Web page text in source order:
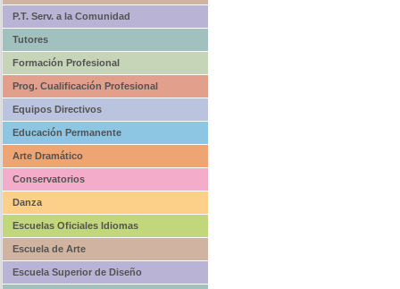
P.T. Serv. a la Comunidad
Tutores
Formación Profesional
Prog. Cualificación Profesional
Equipos Directivos
Educación Permanente
Arte Dramático
Conservatorios
Danza
Escuelas Oficiales Idiomas
Escuela de Arte
Escuela Superior de Diseño